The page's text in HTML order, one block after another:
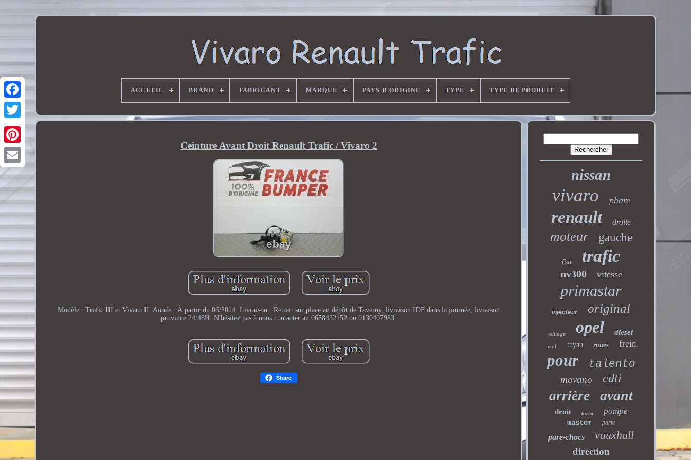
ACCUEIL BRAND FABRICANT MARQUE PAYS D'ORIGINE TYPE TYPE DE PRODUIT
Ceinture Avant Droit Renault Trafic / Vivaro 2
Modèle : Trafic III et Vivaro II. Année : À partir du 06/2014. Livraison : Retrait sur place au dépôt de Taverny, livraison IDF dans la journée, livraison
province 24/48H. N'hésitez pas à nous contacter au 0658432152 ou 0130407983.
Share
nissan
vivaro phare
renault droite
moteur gauche
fiat trafic
nv300 vitesse
primastar
injecteur original
alliage opel diesel
neuf tuyau roues frein
pour talento
movano cdti
arrière avant
droit turbo pompe
master porte
pare-chocs vauxhall
direction